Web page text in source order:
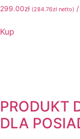
299.00zł (284.76zł netto)
Kup
PRODUKT
DLA